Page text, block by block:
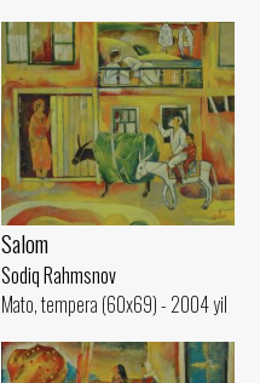
Salom
Sodiq Rahmsnov
Mato, tempera (60x69) - 2004 yil